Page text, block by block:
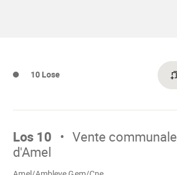
10 Lose
Mach
Los 10
Vente communale
d'Amel